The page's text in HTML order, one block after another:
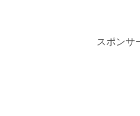
スポンサ